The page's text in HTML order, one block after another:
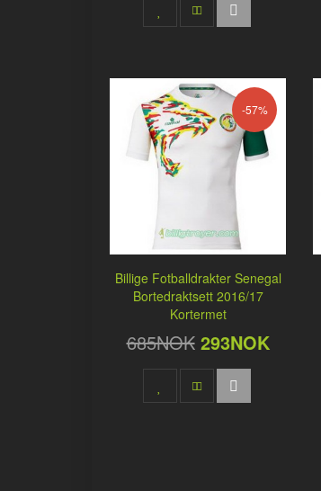
-57%
Billige Fotballdrakter Senegal
Bortedraktsett 2016/17
Kortermet
685NOK 293NOK